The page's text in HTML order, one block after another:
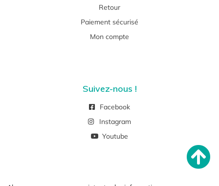
Retour
Paiement sécurisé
Mon compte
Suivez-nous !
Facebook
Instagram
Youtube